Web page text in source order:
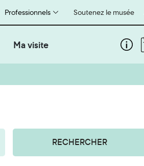
Soutenez le musée
Professionnels
Ma visite
RECHERCHER